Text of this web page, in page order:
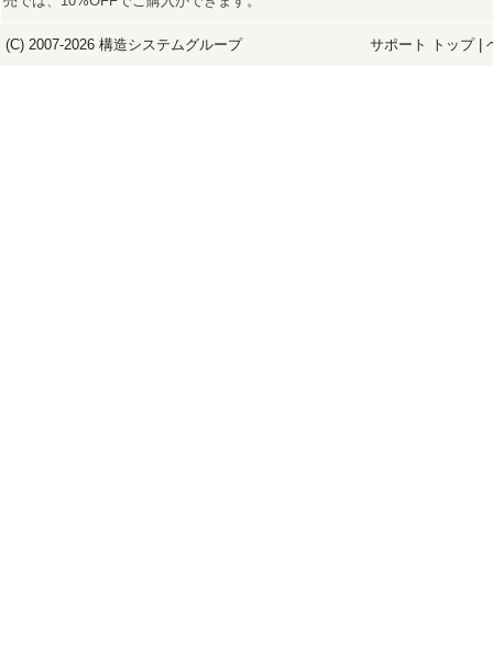
(C) 2007-2026 構造システムグループ サポート トップ|